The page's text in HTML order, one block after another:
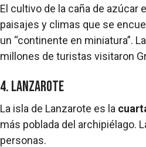
El cultivo de la caña de azúcar
paisajes y climas que se
un “continente en miniatura”.
millones de turistas visitaron
4. Lanzarote
La isla de Lanzarote es la
más poblada del archipiélago.
personas.